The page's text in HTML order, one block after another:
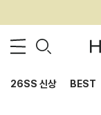
26SS 신상 BEST